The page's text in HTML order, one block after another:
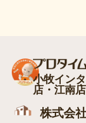
小牧イン
店・江南店
株式会